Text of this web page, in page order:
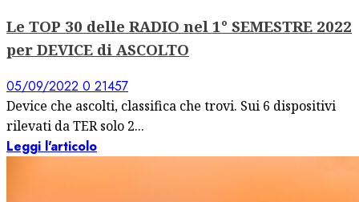
Le TOP 30 delle RADIO nel 1° SEMESTRE 2022
per DEVICE di ASCOLTO
05/09/2022 0 21457
Device che ascolti, classifica che trovi. Sui 6 dispositivi
rilevati da TER solo 2...
Leggi l'articolo